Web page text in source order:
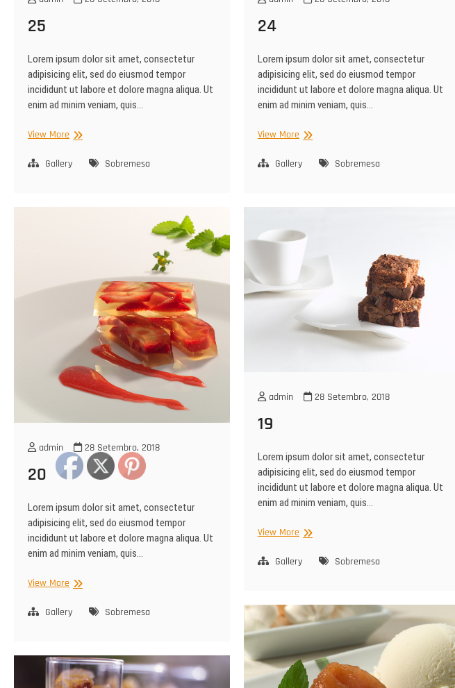
25
Lorem ipsum dolor sit amet, consectetur
adipisicing elit, sed do eiusmod tempor
incididunt ut labore et dolore magna aliqua. Ut
enim ad minim veniam, quis…
View More25
Gallery Sobremesa
24
Lorem ipsum dolor sit amet, consectetur
adipisicing elit, sed do eiusmod tempor
incididunt ut labore et dolore magna aliqua. Ut
enim ad minim veniam, quis…
View More24
Gallery Sobremesa
admin 28 Setembro, 2018
20
Lorem ipsum dolor sit amet, consectetur
adipisicing elit, sed do eiusmod tempor
incididunt ut labore et dolore magna aliqua. Ut
enim ad minim veniam, quis…
View More20
Gallery Sobremesa
admin 28 Setembro, 2018
19
Lorem ipsum dolor sit amet, consectetur
adipisicing elit, sed do eiusmod tempor
incididunt ut labore et dolore magna aliqua. Ut
enim ad minim veniam, quis…
View More19
Gallery Sobremesa